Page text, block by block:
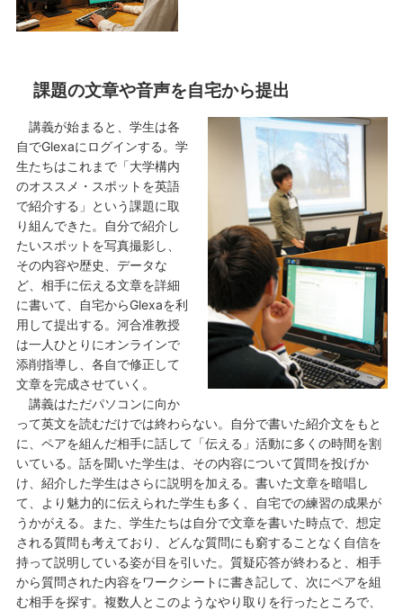
課題の文章や音声を自宅から提出
講義が始まると、学生は各
自でGlexaにログインする。学
生たちはこれまで「大学構内
のオススメ・スポットを英語
で紹介する」という課題に取
り組んできた。自分で紹介し
たいスポットを写真撮影し、
その内容や歴史、データな
ど、相手に伝える文章を詳細
に書いて、自宅からGlexaを利
用して提出する。河合准教授
は一人ひとりにオンラインで
添削指導し、各自で修正して
文章を完成させていく。
講義はただパソコンに向か
って英文を読むだけでは終わらない。自分で書いた紹介文をもと
に、ペアを組んだ相手に話して「伝える」活動に多くの時間を割
いている。話を聞いた学生は、その内容について質問を投げか
け、紹介した学生はさらに説明を加える。書いた文章を暗唱し
て、より魅力的に伝えられた学生も多く、自宅での練習の成果が
うかがえる。また、学生たちは自分で文章を書いた時点で、想定
される質問も考えており、どんな質問にも窮することなく自信を
持って説明している姿が目を引いた。質疑応答が終わると、相手
から質問された内容をワークシートに書き記して、次にペアを組
む相手を探す。複数人とこのようなやり取りを行ったところで、